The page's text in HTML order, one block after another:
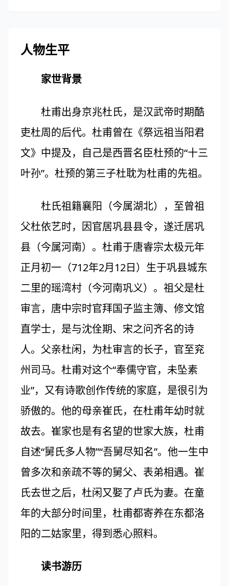
人物生平
家世背景
杜甫出身京兆杜氏，是汉武帝时期酷
吏杜周的后代。杜甫曾在《祭远祖当阳君
文》中提及，自己是西晋名臣杜预的“十三
叶孙”。杜预的第三子杜耽为杜甫的先祖。
杜氏祖籍襄阳（今属湖北），至曾祖
父杜依艺时，因官居巩县县令，遂迁居巩
县（今属河南）。杜甫于唐睿宗太极元年
正月初一（712年2月12日）生于巩县城东
二里的瑶湾村（今河南巩义）。祖父是杜
审言，唐中宗时官拜国子监主簿、修文馆
直学士，是与沈佺期、宋之问齐名的诗
人。父亲杜闲，为杜审言的长子，官至兖
州司马。杜甫对这个“奉儒守官，未坠素
业”，又有诗歌创作传统的家庭，是很引为
骄傲的。他的母亲崔氏，在杜甫年幼时就
故去。崔家也是有名望的世家大族，杜甫
自述“舅氏多人物”“吾舅尽知名”。他一生中
曾多次和亲疏不等的舅父、表弟相遇。崔
氏去世之后，杜闲又娶了卢氏为妻。在童
年的大部分时间里，杜甫都寄养在东都洛
阳的二姑家里，得到悉心照料。
读书游历